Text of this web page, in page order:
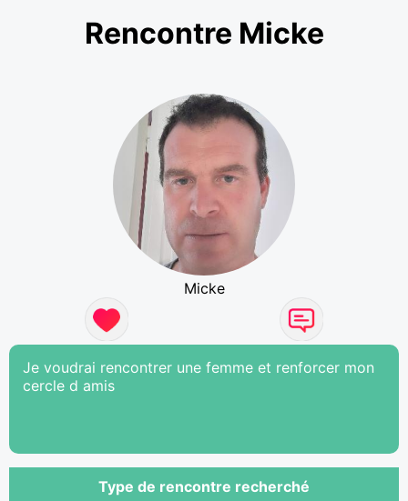
Rencontre Micke
Micke
Je voudrai rencontrer une femme et renforcer mon
cercle d amis
Type de rencontre recherché